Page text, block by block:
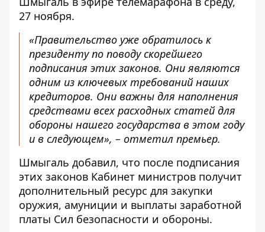
27 ноября.
«Правительство уже обратилось к
президенту по поводу скорейшего
подписания этих законов. Они являются
одним из ключевых требований наших
кредиторов. Они важны для наполнения
средствами всех расходных статей для
обороны нашего государства в этом году
и в следующем», – отметил премьер.
Шмыгаль добавил, что после подписания
этих законов Кабинет министров получит
дополнительный ресурс для закупки
оружия, амуниции и выплаты заработной
платы Сил безопасности и обороны.